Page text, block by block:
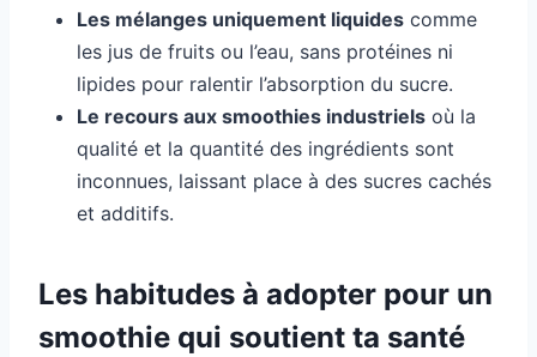
Les mélanges uniquement liquides comme
les jus de fruits ou l’eau, sans protéines ni
lipides pour ralentir l’absorption du sucre.
Le recours aux smoothies industriels où la
qualité et la quantité des ingrédients sont
inconnues, laissant place à des sucres cachés
et additifs.
Les habitudes à adopter pour un
smoothie qui soutient ta santé